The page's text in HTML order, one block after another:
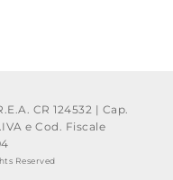
CR 124532 | Cap.
e Cod. Fiscale
Reserved